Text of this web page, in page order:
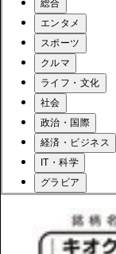
総合
エンタメ
スポーツ
クルマ
ライフ・文化
社会
政治・国際
経済・ビジネス
IT・科学
グラビア